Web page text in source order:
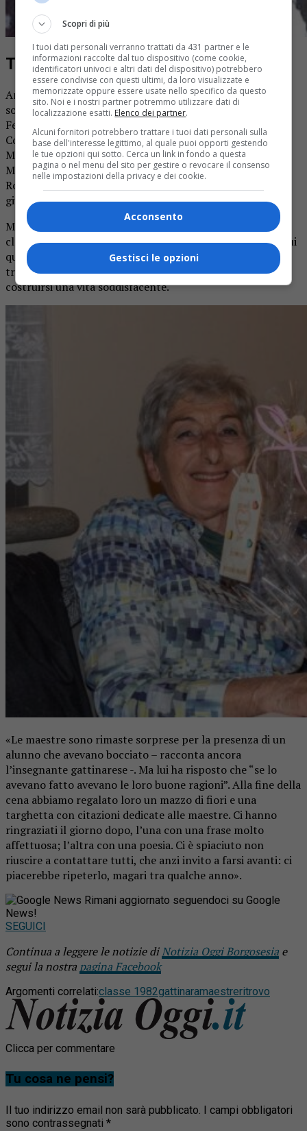
Tanti presenti all’appello
Anche se non tutti i compagni di classe erano presenti,
sono stati molti coloro che hanno risposto all’appello:
Federico Bigliocca, Antonio Biondi, Sandra Bono, Luigi
Cogotti, Laura Colacino, Francesco Dell’Imperio,
Massimiliano Fisicaro, Daniela Lamolinara, Nicola
Mastrocesare, Marcello Robatti, Francesco Tambone,
Roberto Tambone. Tutti hanno aderito con entusiasmo,
giungendo anche dal Vercellese e dal Novarese.
Molti i ricordi riportati alla mente, come la vivacità della
classe, con alcuni “elementi” particolarmente chiassosi, sui
quali le maestre non avrebbero prospettato un futuro
troppo brillante, mentre invece tutti hanno saputo
costruirsi una vita soddisfacente.
«Le maestre sono rimaste sorprese per la presenza di un
alunno che avevano bocciato – racconta ancora
l’insegnante gattinarese -. Ma lui ha risposto che “se lo
avevano fatto avevano le loro buone ragioni”. Alla fine della
cena abbiamo regalato loro un mazzo di fiori e una
targhetta con citazioni dedicate alle maestre. Ci hanno
ringraziati il giorno dopo, l’una con una frase molto
affettuosa; l’altra con una poesia. Ci è spiaciuto non
riuscire a contattare tutti, che anzi invito a farsi avanti: ci
piacerebbe ripeterlo, magari tra qualche anno».
Rimani aggiornato seguendoci su Google
News!
SEGUICI
Continua a leggere le notizie diNotizia Oggi Borgosesia e
segui la nostra pagina Facebook
Argomenti correlati:classe 1982gattinaramaestreritrovo
Clicca per commentare
Tu cosa ne pensi?
Il tuo indirizzo email non sarà pubblicato.
I campi obbligatori
sono contrassegnati *
Scopri di più
I tuoi dati personali verranno trattati da 431 partner e le
informazioni raccolte dal tuo dispositivo (come cookie,
identificatori univoci e altri dati del dispositivo) potrebbero
essere condivise con questi ultimi, da loro visualizzate e
memorizzate oppure essere usate nello specifico da questo
sito. Noi e i nostri partner potremmo utilizzare dati di
localizzazione esatti. Elenco dei partner.
Alcuni fornitori potrebbero trattare i tuoi dati personali sulla
base dell'interesse legittimo, al quale puoi opporti gestendo
le tue opzioni qui sotto. Cerca un link in fondo a questa
pagina o nel menu del sito per gestire o revocare il consenso
nelle impostazioni della privacy e dei cookie.
Acconsento
Gestisci le opzioni